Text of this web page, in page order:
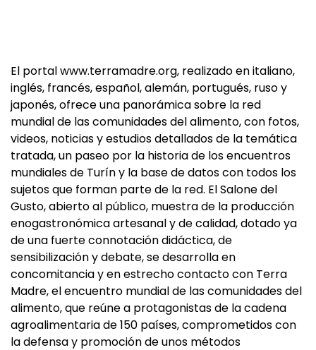
El portal www.terramadre.org, realizado en italiano,
inglés, francés, español, alemán, portugués, ruso y
japonés, ofrece una panorámica sobre la red
mundial de las comunidades del alimento, con fotos,
videos, noticias y estudios detallados de la temática
tratada, un paseo por la historia de los encuentros
mundiales de Turín y la base de datos con todos los
sujetos que forman parte de la red. El Salone del
Gusto, abierto al público, muestra de la producción
enogastronómica artesanal y de calidad, dotado ya
de una fuerte connotación didáctica, de
sensibilización y debate, se desarrolla en
concomitancia y en estrecho contacto con Terra
Madre, el encuentro mundial de las comunidades del
alimento, que reúne a protagonistas de la cadena
agroalimentaria de 150 países, comprometidos con
la defensa y promoción de unos métodos